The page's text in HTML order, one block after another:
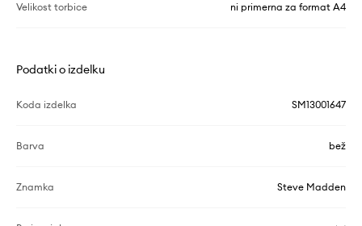
Velikost torbice ni primerna za format A4
Podatki o izdelku
Koda izdelka SM13001647
Barva bež
Znamka Steve Madden